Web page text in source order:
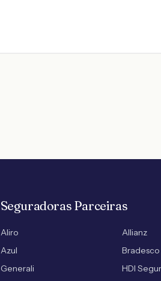
Seguradoras Parceiras
Aliro
Allianz
Azul
Bradesco
Generali
HDI